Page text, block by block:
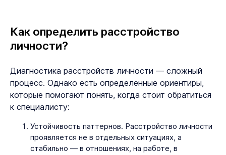
Как определить расстройство
личности?
Диагностика расстройств личности — сложный
процесс. Однако есть определенные ориентиры,
которые помогают понять, когда стоит обратиться
к специалисту:
Устойчивость паттернов. Расстройство личности
проявляется не в отдельных ситуациях, а
стабильно — в отношениях, на работе, в